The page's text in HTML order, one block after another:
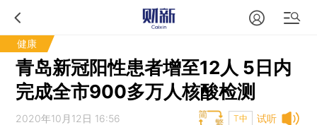
健康
青岛新冠阳性患者增至12人 5日内
完成全市900多万人核酸检测
试听
2020年10月12日 16:56 T中